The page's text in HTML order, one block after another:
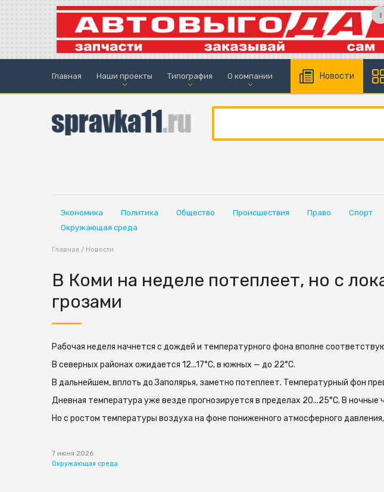
Главная Наши проекты Типография О компании Новости
Экономика Политика Общество Происшествия Право Спорт
Окружающая среда
Главная / Новости
В Коми на неделе потеплеет, но с
грозами
Рабочая неделя начнется с дождей и температурного фона вполне
В северных районах ожидается 12...17°С, в южных — до 22°С.
В дальнейшем, вплоть до Заполярья, заметно потеплеет. Температурный фон
Дневная температура уже везде прогнозируется в пределах 20...25°С. В ночные
Но с ростом температуры воздуха на фоне пониженного атмосферного
7 июня 2026
Окружающая среда